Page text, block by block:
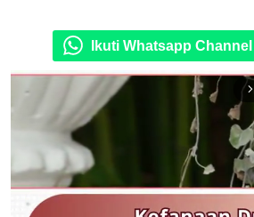
Ikuti Whatsapp
arrow_forward_ios